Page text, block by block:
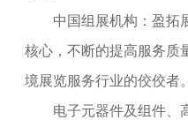
中国组展机构：盈拓
核心，不断的提高服务质
境展览服务行业的佼佼者。
电子元器件及组件、高